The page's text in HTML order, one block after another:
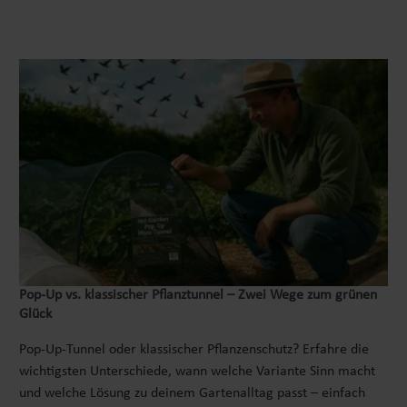
Pop‑Up vs. klassischer Pflanztunnel – Zwei Wege zum grünen
Glück
Pop-Up-Tunnel oder klassischer Pflanzenschutz? Erfahre die
wichtigsten Unterschiede, wann welche Variante Sinn macht
und welche Lösung zu deinem Gartenalltag passt – einfach